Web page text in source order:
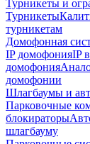
Турникеты и
Турникеты
турникетам
Домофонная
IP домофонияIP
домофония
домофонии
Шлагбаумы и
Парковочные
блокираторы
шлагбауму